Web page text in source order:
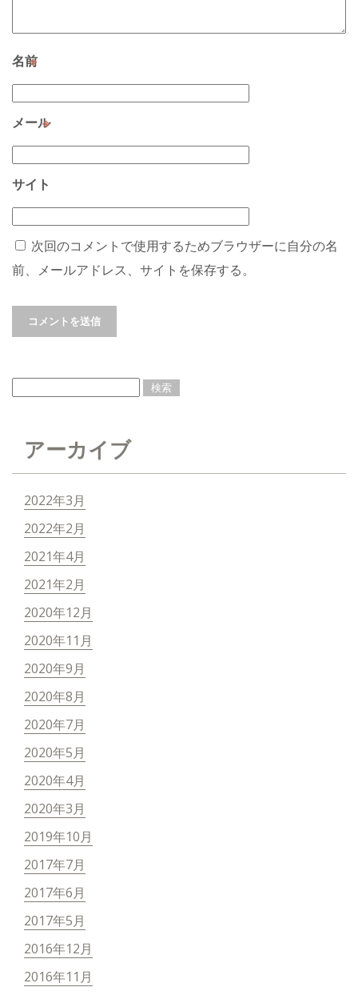
名前
※
メール
※
サイト
次回のコメントで使用するためブラウザーに自分の名
前、メールアドレス、サイトを保存する。
アーカイブ
2022年3月
2022年2月
2021年4月
2021年2月
2020年12月
2020年11月
2020年9月
2020年8月
2020年7月
2020年5月
2020年4月
2020年3月
2019年10月
2017年7月
2017年6月
2017年5月
2016年12月
2016年11月